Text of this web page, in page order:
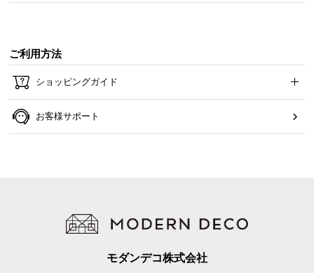
ご利用方法
ショッピングガイド
お客様サポート
モダンデコ株式会社